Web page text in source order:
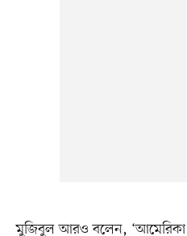
মুজিবুল আরও বলেন, ‘আমেরিকা